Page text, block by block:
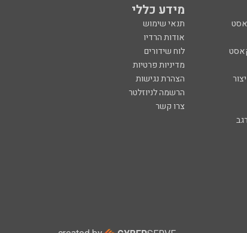
מידע כללי
תנאי שימוש
אודות הרדיו
לוח שידורים
מדיניות פרטיות
הצהרת נגישות
הרשמה לניוזלטר
צרו קשר